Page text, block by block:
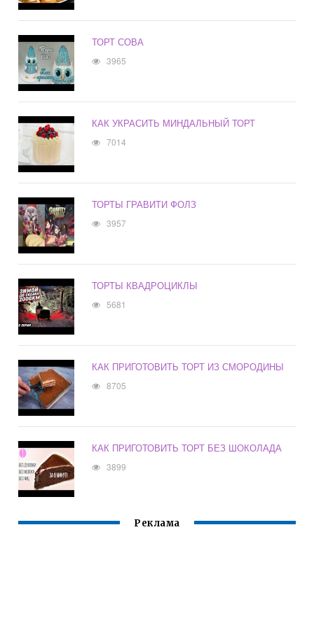
ТОРТ СОВА
3965
КАК УКРАСИТЬ МИНДАЛЬНЫЙ ТОРТ
7014
ТОРТЫ ГРАВИТИ ФОЛЗ
3957
ТОРТЫ КВАДРОЦИКЛЫ
5681
КАК ПРИГОТОВИТЬ ТОРТ ИЗ СМОРОДИНЫ
8705
КАК ПРИГОТОВИТЬ ТОРТ БЕЗ ШОКОЛАДА
3899
Реклама